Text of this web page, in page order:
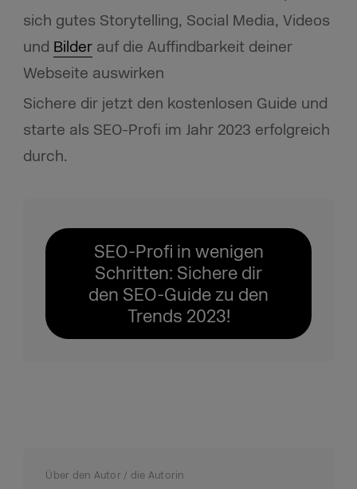
sich gutes Storytelling, Social Media, Videos
und Bilderauf die Auffindbarkeit deiner
Webseite auswirken
Sichere dir jetzt den kostenlosen Guide und
starte als SEO-Profi im Jahr 2023 erfolgreich
durch.
SEO-Profi in wenigen
Schritten: Sichere dir
den SEO-Guide zu den
Trends 2023!
Über den Autor / die Autorin